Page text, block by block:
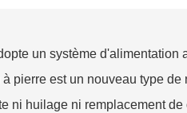
un système d'alimentation
pierre est un nouveau type
ni huilage ni remplacement de